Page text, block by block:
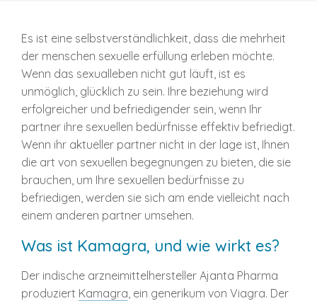
Es ist eine selbstverständlichkeit, dass die mehrheit
der menschen sexuelle erfüllung erleben möchte.
Wenn das sexualleben nicht gut läuft, ist es
unmöglich, glücklich zu sein. Ihre beziehung wird
erfolgreicher und befriedigender sein, wenn Ihr
partner ihre sexuellen bedürfnisse effektiv befriedigt.
Wenn ihr aktueller partner nicht in der lage ist, Ihnen
die art von sexuellen begegnungen zu bieten, die sie
brauchen, um Ihre sexuellen bedürfnisse zu
befriedigen, werden sie sich am ende vielleicht nach
einem anderen partner umsehen.
Was ist Kamagra, und wie wirkt es?
Der indische arzneimittelhersteller Ajanta Pharma
produziert Kamagra, ein generikum von Viagra. Der